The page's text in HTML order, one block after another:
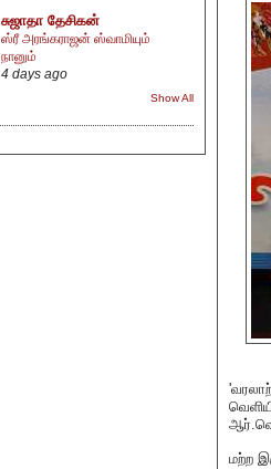
சுஜாதா தேசிகன்
ஸ்ரீ அரங்கராஜன் ஸ்வாமியும்
நானும்
4 days ago
Show All
மற்ற